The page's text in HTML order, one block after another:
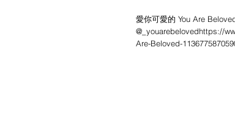
愛你可愛的 You Are
@_youarebelovedhttps://
Are-Beloved-